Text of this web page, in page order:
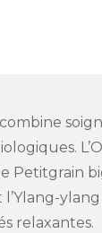
Petitgrain
ylang
relaxantes.